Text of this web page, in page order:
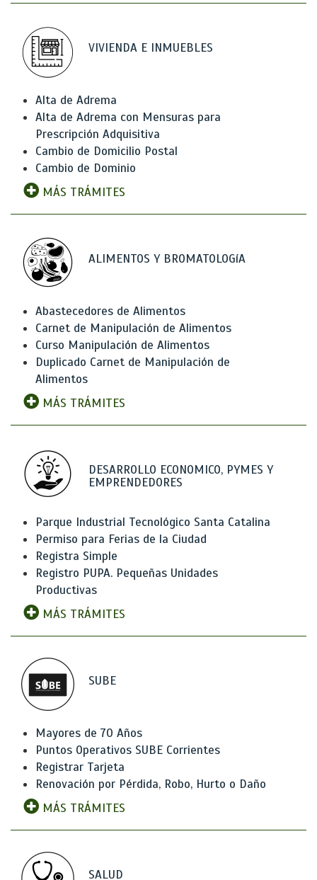
VIVIENDA E INMUEBLES
Alta de Adrema
Alta de Adrema con Mensuras para
Prescripción Adquisitiva
Cambio de Domicilio Postal
Cambio de Dominio
MÁS TRÁMITES
ALIMENTOS Y BROMATOLOGíA
Abastecedores de Alimentos
Carnet de Manipulación de Alimentos
Curso Manipulación de Alimentos
Duplicado Carnet de Manipulación de
Alimentos
MÁS TRÁMITES
DESARROLLO ECONOMICO, PYMES Y
EMPRENDEDORES
Parque Industrial Tecnológico Santa Catalina
Permiso para Ferias de la Ciudad
Registra Simple
Registro PUPA. Pequeñas Unidades
Productivas
MÁS TRÁMITES
SUBE
Mayores de 70 Años
Puntos Operativos SUBE Corrientes
Registrar Tarjeta
Renovación por Pérdida, Robo, Hurto o Daño
MÁS TRÁMITES
SALUD